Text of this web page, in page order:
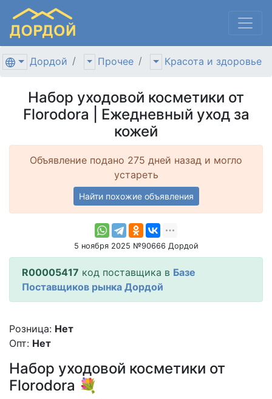
Дордой Прочее Красота и здоровье
Набор уходовой косметики от
Florodora | Ежедневный уход за
кожей
Объявление подано 275 дней назад и могло
устареть
Найти похожие объявления
5 ноября 2025 №90666 Дордой
R00005417 код поставщика в Базе
Поставщиков рынка Дордой
Розница: Нет
Опт: Нет
Набор уходовой косметики от
Florodora 💐